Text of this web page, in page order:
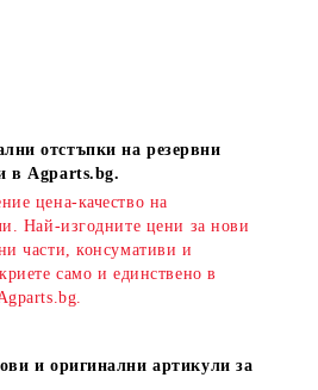
отстъпки на резервни
в Agparts.bg.
цена-качество на
Най-изгодните цени за нови
части, консумативи и
само и единствено в
и оригинални артикули за